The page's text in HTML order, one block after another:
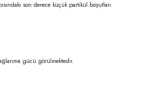
son derece küçük partikül boyutları
gücü görülmektedir.